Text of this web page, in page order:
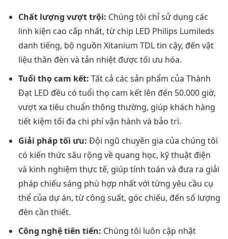
Chất lượng vượt trội: Chúng tôi chỉ sử dụng các
linh kiện cao cấp nhất, từ chip LED Philips Lumileds
danh tiếng, bộ nguồn Xitanium TDL tin cậy, đến vật
liệu thân đèn và tản nhiệt được tối ưu hóa.
Tuổi thọ cam kết: Tất cả các sản phẩm của Thành
Đạt LED đều có tuổi thọ cam kết lên đến 50.000 giờ,
vượt xa tiêu chuẩn thông thường, giúp khách hàng
tiết kiệm tối đa chi phí vận hành và bảo trì.
Giải pháp tối ưu: Đội ngũ chuyên gia của chúng tôi
có kiến thức sâu rộng về quang học, kỹ thuật điện
và kinh nghiệm thực tế, giúp tính toán và đưa ra giải
pháp chiếu sáng phù hợp nhất với từng yêu cầu cụ
thể của dự án, từ công suất, góc chiếu, đến số lượng
đèn cần thiết.
Công nghệ tiên tiến: Chúng tôi luôn cập nhật